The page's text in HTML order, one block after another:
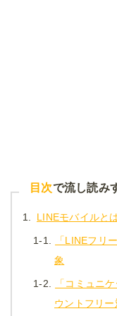
目次で流し読み
1. LINEモバイルと
1-1.
「LINEフリ
象
1-2.
「コミュニ
ウントフリー